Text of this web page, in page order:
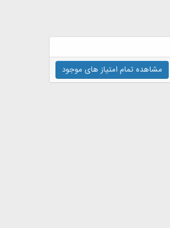
مشاهده تمام امتیاز های موجود